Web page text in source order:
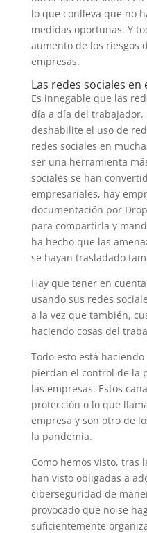
lo que conlleva que no
medidas oportunas. Y
aumento de los riesgos
empresas.
Las redes sociales
Es innegable que las
día a día del trabajador.
deshabilite el uso de
redes sociales en
ser una herramienta
sociales se han
empresariales, hay
documentación por
para compartirla y
ha hecho que las
se hayan trasladado
Hay que tener en
usando sus redes
a la vez que también,
haciendo cosas del
Todo esto está
pierdan el control de la
las empresas. Estos
protección o lo que
empresa y son otro de
la pandemia.
Como hemos visto, tras
han visto obligadas a
ciberseguridad de
provocado que no se
suficientemente